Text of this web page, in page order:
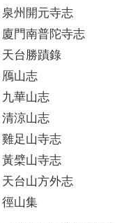
泉州開元寺志
廈門南普陀寺志
天台勝蹟錄
鴈山志
九華山志
清涼山志
雞足山寺志
黃檗山寺志
天台山方外志
徑山集